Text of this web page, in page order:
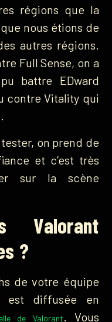
régions que la
nous étions de
autres régions.
Full Sense, on a
battre EDward
contre Vitality qui
on prend de
et c’est très
sur la scène
Valorant
?
de votre équipe
est diffusée en
de Valorant. Vous